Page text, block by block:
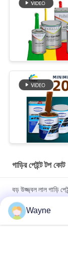
গাড়ির পেইন্ট টপ কোট
বড় উজ্জ্বল লাল গাড়ি
পেইন্ট
অবিষাক্ত তাপ-
Wayne